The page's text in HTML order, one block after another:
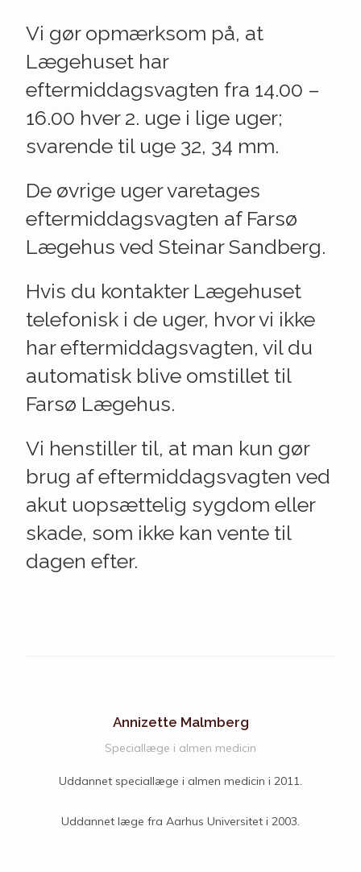
Vi gør opmærksom på, at
Lægehuset har
eftermiddagsvagten fra 14.00 –
16.00 hver 2. uge i lige uger;
svarende til uge 32, 34 mm.
De øvrige uger varetages
eftermiddagsvagten af Farsø
Lægehus ved Steinar Sandberg.
Hvis du kontakter Lægehuset
telefonisk i de uger, hvor vi ikke
har eftermiddagsvagten, vil du
automatisk blive omstillet til
Farsø Lægehus.
Vi henstiller til, at man kun gør
brug af eftermiddagsvagten ved
akut uopsættelig sygdom eller
skade, som ikke kan vente til
dagen efter.
Annizette Malmberg
Speciallæge i almen medicin
Uddannet speciallæge i almen medicin i 2011.
Uddannet læge fra Aarhus Universitet i 2003.